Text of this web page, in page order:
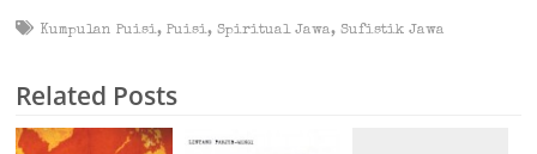
Kumpulan Puisi,Puisi,Spiritual Jawa,Sufistik Jawa
Related Posts